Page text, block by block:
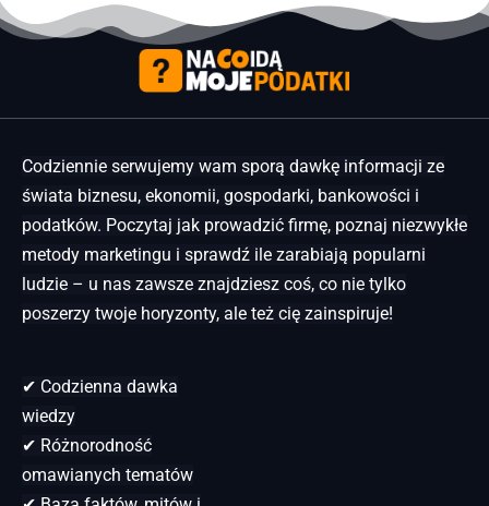
Codziennie serwujemy wam sporą dawkę informacji ze
świata biznesu, ekonomii, gospodarki, bankowości i
podatków. Poczytaj jak prowadzić firmę, poznaj niezwykłe
metody marketingu i sprawdź ile zarabiają popularni
ludzie – u nas zawsze znajdziesz coś, co nie tylko
poszerzy twoje horyzonty, ale też cię zainspiruje!
✔ Codzienna dawka
wiedzy
✔ Różnorodność
omawianych tematów